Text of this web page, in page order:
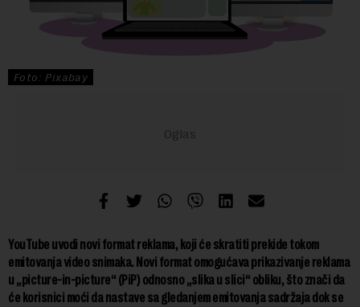
Foto: Pixabay
YouTube uvodi novi format reklama, koji će skratiti prekide tokom
emitovanja video snimaka. Novi format omogućava prikazivanje reklama
u „picture-in-picture“ (PiP) odnosno „slika u slici“ obliku, što znači da
će korisnici moći da nastave sa gledanjem emitovanja sadržaja dok se